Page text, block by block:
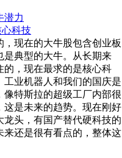
潜力
心科技
现在的大牛股包含创业板
是典型的大牛。从长期来
的，现在最求的是核心科
业机器人和我们的国庆是
特斯拉的超级工厂内部很
这是未来的趋势。现在刚好
头，有国产替代硬科技的
还是很有看点的，整体这